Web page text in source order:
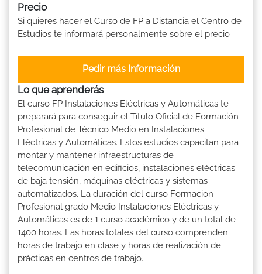
Precio
Si quieres hacer el Curso de FP a Distancia el Centro de
Estudios te informará personalmente sobre el precio
Pedir más Información
Lo que aprenderás
El curso FP Instalaciones Eléctricas y Automáticas te
preparará para conseguir el Título Oficial de Formación
Profesional de Técnico Medio en Instalaciones
Eléctricas y Automáticas. Estos estudios capacitan para
montar y mantener infraestructuras de
telecomunicación en edificios, instalaciones eléctricas
de baja tensión, máquinas eléctricas y sistemas
automatizados. La duración del curso Formacion
Profesional grado Medio Instalaciones Eléctricas y
Automáticas es de 1 curso académico y de un total de
1400 horas. Las horas totales del curso comprenden
horas de trabajo en clase y horas de realización de
prácticas en centros de trabajo.